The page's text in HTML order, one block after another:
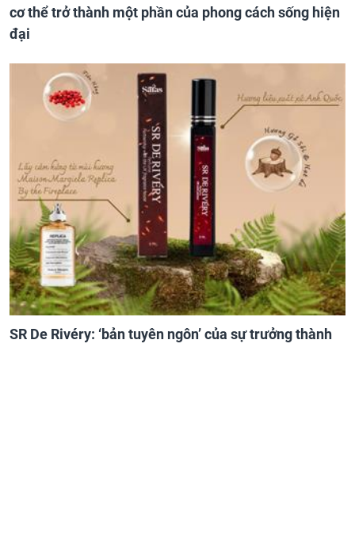
cơ thể trở thành một phần của phong cách sống hiện
đại
SR De Rivéry: ‘bản tuyên ngôn’ của sự trưởng thành